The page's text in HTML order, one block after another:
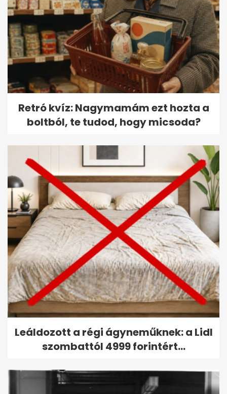
Retró kvíz: Nagymamám ezt hozta a
boltból, te tudod, hogy micsoda?
Leáldozott a régi ágyneműknek: a Lidl
szombattól 4999 forintért...